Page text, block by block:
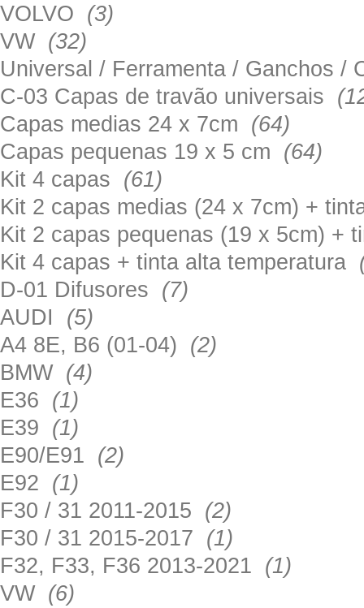
VOLVO (3)
VW (32)
Universal / Ferramenta / Ganchos
C-03 Capas de travão universais
Capas medias 24 x 7cm (64)
Capas pequenas 19 x 5 cm (64)
Kit 4 capas (61)
Kit 2 capas medias (24 x 7cm) +
Kit 2 capas pequenas (19 x 5cm) +
Kit 4 capas + tinta alta temperatura
D-01 Difusores (7)
AUDI (5)
A4 8E, B6 (01-04) (2)
BMW (4)
E36 (1)
E39 (1)
E90/E91 (2)
E92 (1)
F30 / 31 2011-2015 (2)
F30 / 31 2015-2017 (1)
F32, F33, F36 2013-2021 (1)
VW (6)